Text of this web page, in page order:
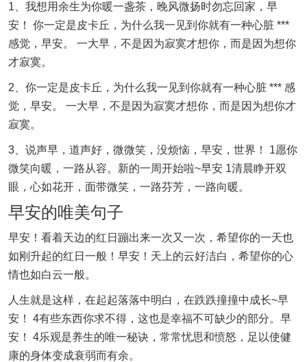
1、我想用余生为你暖一盏茶，晚风微扬时勿忘回家，早
安！ 你一定是皮卡丘，为什么我一见到你就有一种心脏 ***
感觉，早安。 一大早，不是因为寂寞才想你，而是因为想你
才寂寞。
2、你一定是皮卡丘，为什么我一见到你就有一种心脏 *** 感
觉，早安。 一大早，不是因为寂寞才想你，而是因为想你才
寂寞。
3、说声早，道声好，微微笑，没烦恼，早安，世界！ 1愿你
微笑向暖，一路从容。新的一周开始啦~早安 1清晨睁开双
眼，心如花开，面带微笑，一路芬芳，一路向暖。
早安的唯美句子
早安！看着天边的红日蹦出来一次又一次，希望你的一天也
如刚升起的红日一般！早安！天上的云好洁白，希望你的心
情也如白云一般。
人生就是这样，在起起落落中明白，在跌跌撞撞中成长~早
安！ 4有些东西你求不得，这也是幸福不可缺少的部分。早
安！ 4乐观是养生的唯一秘诀，常常忧思和愤怒，足以使健
康的身体变成衰弱而有余。